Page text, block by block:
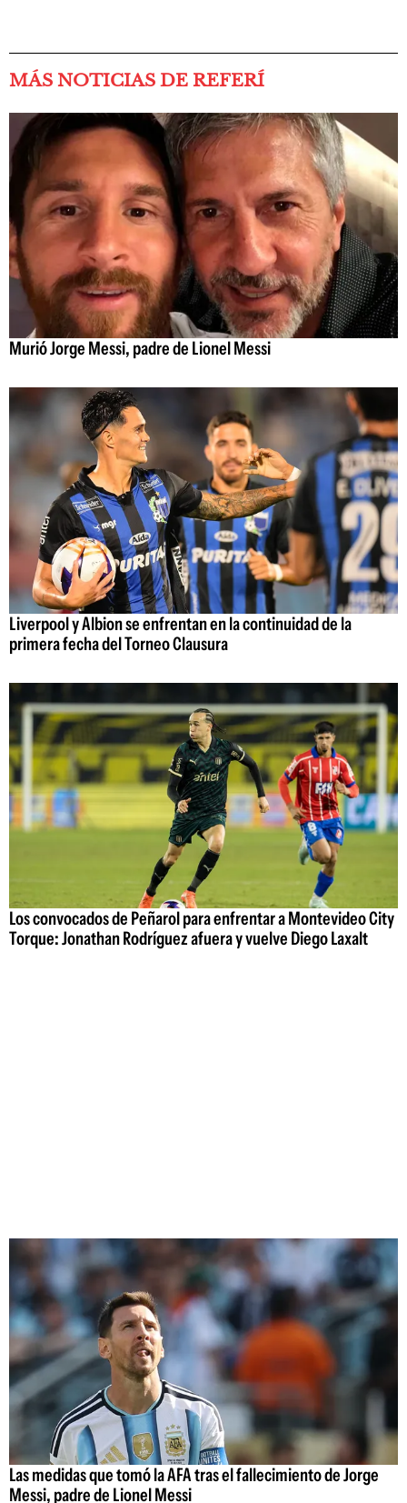
MÁS NOTICIAS DE REFERÍ
Murió Jorge Messi, padre de Lionel Messi
Liverpool y Albion se enfrentan en la continuidad de la
primera fecha del Torneo Clausura
Los convocados de Peñarol para enfrentar a Montevideo City
Torque: Jonathan Rodríguez afuera y vuelve Diego Laxalt
Las medidas que tomó la AFA tras el fallecimiento de Jorge
Messi, padre de Lionel Messi